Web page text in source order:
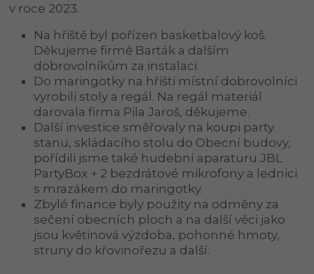
v roce 2023.
Na hřiště byl pořízen basketbalový koš.
Děkujeme firmě Barták a dalším
dobrovolníkům za instalaci.
Do maringotky na hřišti místní dobrovolníci
vyrobili stoly a regál. Na regál materiál
darovala firma Pila Jaroš, děkujeme.
Další investice směřovaly na koupi party
stanu, skládacího stolu do Obecní budovy,
pořídili jsme také hudební aparaturu JBL
PartyBox + 2 bezdrátové mikrofony a lednici
s mrazákem do maringotky.
Zbylé finance byly použity na odměny za
sečení obecních ploch a na další věci jako
jsou květinová výzdoba, pohonné hmoty,
struny do křovinořezu a další.